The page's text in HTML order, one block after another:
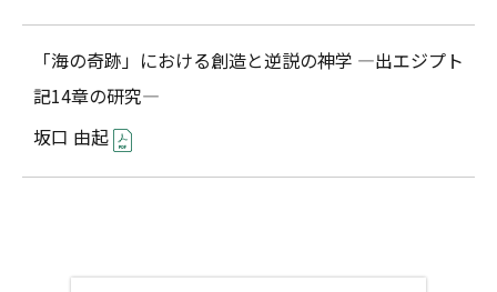
「海の奇跡」における創造と逆説の神学 ―出エジプト
記14章の研究―
坂口 由起